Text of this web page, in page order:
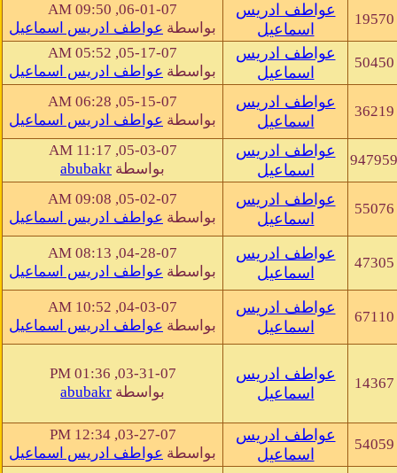
19570
عواطف ادريس
اسماعيل
06-01-07, 09:50 AM
بواسطة عواطف ادريس اسماعيل
50450
عواطف ادريس
اسماعيل
05-17-07, 05:52 AM
بواسطة عواطف ادريس اسماعيل
36219
عواطف ادريس
اسماعيل
05-15-07, 06:28 AM
بواسطة عواطف ادريس اسماعيل
947959
عواطف ادريس
اسماعيل
05-03-07, 11:17 AM
بواسطة abubakr
55076
عواطف ادريس
اسماعيل
05-02-07, 09:08 AM
بواسطة عواطف ادريس اسماعيل
47305
عواطف ادريس
اسماعيل
04-28-07, 08:13 AM
بواسطة عواطف ادريس اسماعيل
67110
عواطف ادريس
اسماعيل
04-03-07, 10:52 AM
بواسطة عواطف ادريس اسماعيل
14367
عواطف ادريس
اسماعيل
03-31-07, 01:36 PM
بواسطة abubakr
54059
عواطف ادريس
اسماعيل
03-27-07, 12:34 PM
بواسطة عواطف ادريس اسماعيل